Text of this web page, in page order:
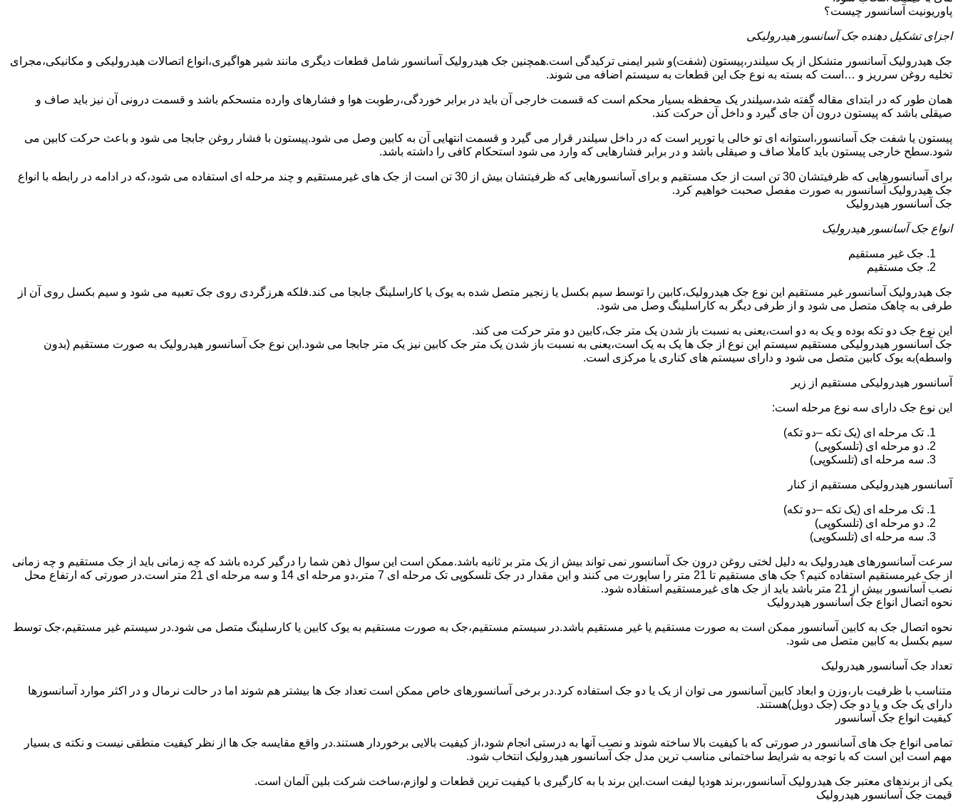
پاوریونیت آسانسور چیست؟
اجزای تشکیل دهنده جک آسانسور هیدرولیکی
جک هیدرولیک آسانسور متشکل از یک سیلندر،پیستون (شفت)و شیر ایمنی ترکیدگی است.همچنین جک هیدرولیک آسانسور شامل قطعات دیگری مانند شیر هواگیری،انواع اتصالات هیدرولیکی و مکانیکی،مجرای
تخلیه روغن سرریز و …است که بسته به نوع جک این قطعات به سیستم اضافه می شوند.
همان طور که در ابتدای مقاله گفته شد،سیلندر یک محفظه بسیار محکم است که قسمت خارجی آن باید در برابر خوردگی،رطوبت هوا و فشارهای وارده متسحکم باشد و قسمت درونی آن نیز باید صاف و
صیقلی باشد که پیستون درون آن جای گیرد و داخل آن حرکت کند.
پیستون یا شفت جک آسانسور،استوانه ای تو خالی یا تورپر است که در داخل سیلندر قرار می گیرد و قسمت انتهایی آن به کابین وصل می شود.پیستون با فشار روغن جابجا می شود و باعث حرکت کابین می
شود.سطح خارجی پیستون باید کاملا صاف و صیقلی باشد و در برابر فشارهایی که وارد می شود استحکام کافی را داشته باشد.
برای آسانسورهایی که ظرفیتشان 30 تن است از جک مستقیم و برای آسانسورهایی که ظرفیتشان بیش از 30 تن است از جک های غیرمستقیم و چند مرحله ای استفاده می شود،که در ادامه در رابطه با انواع
جک هیدرولیک آسانسور به صورت مفصل صحبت خواهیم کرد.
جک آسانسور هیدرولیک
انواع جک آسانسور هیدرولیک
جک غیر مستقیم
جک مستقیم
جک هیدرولیک آسانسور غیر مستقیم این نوع جک هیدرولیک،کابین را توسط سیم بکسل یا زنجیر متصل شده به یوک یا کاراسلینگ جابجا می کند.فلکه هرزگردی روی جک تعبیه می شود و سیم بکسل روی آن از
طرفی به چاهک متصل می شود و از طرفی دیگر به کاراسلینگ وصل می شود.
این نوع جک دو تکه بوده و یک به دو است،یعنی به نسبت باز شدن یک متر جک،کابین دو متر حرکت می کند.
جک آسانسور هیدرولیکی مستقیم سیستم این نوع از جک ها یک به یک است،یعنی به نسبت باز شدن یک متر جک کابین نیز یک متر جابجا می شود.این نوع جک آسانسور هیدرولیک به صورت مستقیم (بدون
واسطه)به یوک کابین متصل می شود و دارای سیستم های کناری یا مرکزی است.
آسانسور هیدرولیکی مستقیم از زیر
این نوع جک دارای سه نوع مرحله است:
تک مرحله ای (یک تکه –دو تکه)
دو مرحله ای (تلسکوپی)
سه مرحله ای (تلسکوپی)
آسانسور هیدرولیکی مستقیم از کنار
تک مرحله ای (یک تکه –دو تکه)
دو مرحله ای (تلسکوپی)
سه مرحله ای (تلسکوپی)
سرعت آسانسورهای هیدرولیک به دلیل لختی روغن درون جک آسانسور نمی تواند بیش از یک متر بر ثانیه باشد.ممکن است این سوال ذهن شما را درگیر کرده باشد که چه زمانی باید از جک مستقیم و چه زمانی
از جک غیرمستقیم استفاده کنیم؟ جک های مستقیم تا 21 متر را ساپورت می کنند و این مقدار در جک تلسکوپی تک مرحله ای 7 متر،دو مرحله ای 14 و سه مرحله ای 21 متر است.در صورتی که ارتفاع محل
نصب آسانسور بیش از 21 متر باشد باید از جک های غیرمستقیم استفاده شود.
نحوه اتصال انواع جک آسانسور هیدرولیک
نحوه اتصال جک به کابین آسانسور ممکن است به صورت مستقیم یا غیر مستقیم باشد.در سیستم مستقیم،جک به صورت مستقیم به یوک کابین یا کارسلینگ متصل می شود.در سیستم غیر مستقیم،جک توسط
سیم بکسل به کابین متصل می شود.
تعداد جک آسانسور هیدرولیک
متناسب با ظرفیت بار،وزن و ابعاد کابین آسانسور می توان از یک یا دو جک استفاده کرد.در برخی آسانسورهای خاص ممکن است تعداد جک ها بیشتر هم شوند اما در حالت نرمال و در اکثر موارد آسانسورها
دارای یک جک و یا دو جک (جک دوبل)هستند.
کیفیت انواع جک آسانسور
تمامی انواع جک های آسانسور در صورتی که با کیفیت بالا ساخته شوند و نصب آنها به درستی انجام شود،از کیفیت بالایی برخوردار هستند.در واقع مقایسه جک ها از نظر کیفیت منطقی نیست و نکته ی بسیار
مهم است این است که با توجه به شرایط ساختمانی مناسب ترین مدل جک آسانسور هیدرولیک انتخاب شود.
یکی از برندهای معتبر جک هیدرولیک آسانسور،برند هودپا لیفت است.این برند با به کارگیری با کیفیت ترین قطعات و لوازم،ساخت شرکت بلین آلمان است.
قیمت جک آسانسور هیدرولیک